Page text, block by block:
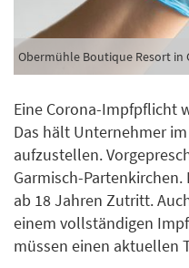
Obermühle Boutique Resort in
Eine Corona-Impfpflicht
Das hält Unternehmer
aufzustellen.
Garmisch-
ab 18 Jahren Zutritt.
einem vollständigen
müssen einen aktuellen